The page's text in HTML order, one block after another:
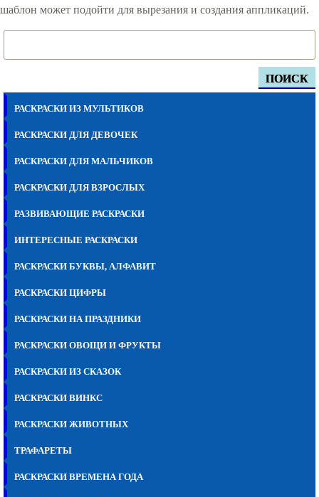
ПОИСК
РАСКРАСКИ ИЗ МУЛЬТИКОВ
РАСКРАСКИ ДЛЯ ДЕВОЧЕК
РАСКРАСКИ ДЛЯ МАЛЬЧИКОВ
РАСКРАСКИ ДЛЯ ВЗРОСЛЫХ
РАЗВИВАЮЩИЕ РАСКРАСКИ
ИНТЕРЕСНЫЕ РАСКРАСКИ
РАСКРАСКИ БУКВЫ, АЛФАВИТ
РАСКРАСКИ ЦИФРЫ
РАСКРАСКИ НА ПРАЗДНИКИ
РАСКРАСКИ ОВОЩИ И ФРУКТЫ
РАСКРАСКИ ИЗ СКАЗОК
РАСКРАСКИ ВИНКС
РАСКРАСКИ ЖИВОТНЫХ
ТРАФАРЕТЫ
РАСКРАСКИ ВРЕМЕНА ГОДА
шаблон может подойти для вырезания и создания аппликаций.